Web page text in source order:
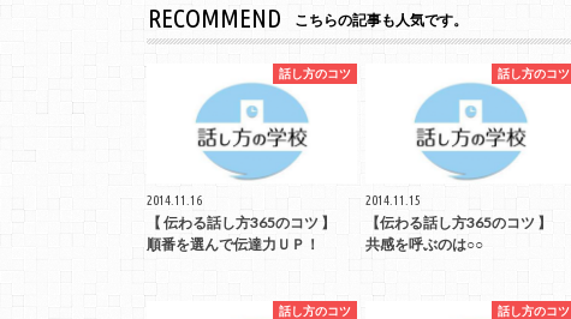
RECOMMEND こちらの記事も人気です。
話し方のコツ
2014.11.16
【 伝わる話し方365のコツ 】
順番を選んで伝達力ＵＰ！
話し方のコツ
2014.11.15
【伝わる話し方365のコツ 】
共感を呼ぶのは○○
話し方のコツ 話し方のコツ